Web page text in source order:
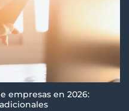
empresas en 2026: